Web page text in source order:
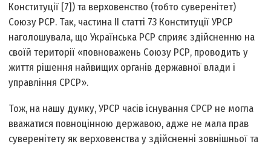
Конституції [7]) та верховенство (тобто суверенітет)
Союзу РСР. Так, частина ІІ статті 73 Конституції УРСР
наголошувала, що Українська РСР сприяє здійсненню на
своїй території «повноважень Союзу РСР, проводить у
життя рішення найвищих органів державної влади і
управління СРСР».
Тож, на нашу думку, УРСР часів існування СРСР не могла
вважатися повноцінною державою, адже не мала прав
суверенітету як верховенства у здійсненні зовнішньої та